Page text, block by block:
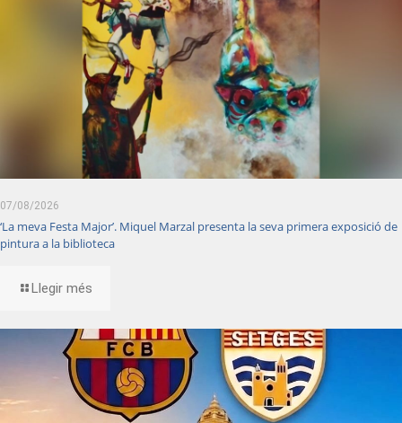
07/08/2026
‘La meva Festa Major’. Miquel Marzal presenta la seva primera exposició de
pintura a la biblioteca
Llegir més